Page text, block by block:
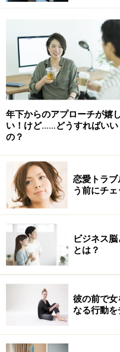
年下からのアプローチが嬉
い！けど……どうすればいい
の？
恋愛トラ
う前にチェ
ビジネス
とは？
彼の前で
なる行動を